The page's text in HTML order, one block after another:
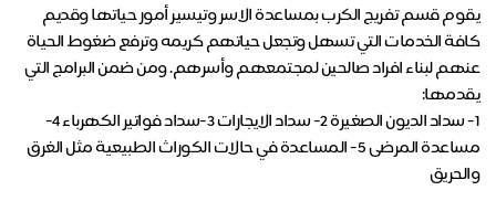
يقوم قسم تفريج الكرب بمساعدة الاسر وتيسير أمور حياتها وقديم
كافة الخدمات التي تسهل وتجعل حياتهم كريمه وترفع ضغوط الحياة
عنهم لبناء افراد صالحين لمجتمعهم وأسرهم. ومن ضمن البرامج التي
1- سداد الديون الصغيرة 2- سداد الايجارات 3-سداد فواتير الكهرباء 4-
مساعدة المرضى 5- المساعدة في حالات الكوراث الطبيعية مثل الغرق